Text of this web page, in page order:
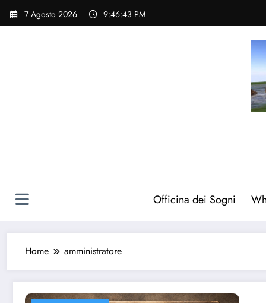
Vai
7 Agosto 2026 9:46:45 PM
Officina dei Sogni
Home amministratore